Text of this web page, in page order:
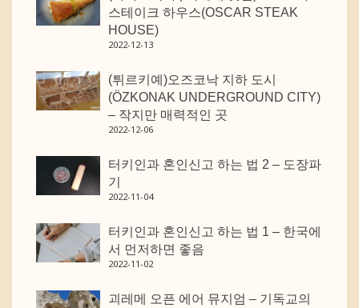
스테이크 하우스(OSCAR STEAK
HOUSE)
2022-12-13
(튀르키예)오즈코낙 지하 도시
(ÖZKONAK UNDERGROUND CITY)
– 작지만 매력적인 곳
2022-12-06
터키인과 혼인신고 하는 법 2 – 도장파
기
2022-11-04
터키인과 혼인신고 하는 법 1 – 한국에
서 먼저하면 좋음
2022-11-02
괴레메 오픈 에어 뮤지엄 – 기독교의